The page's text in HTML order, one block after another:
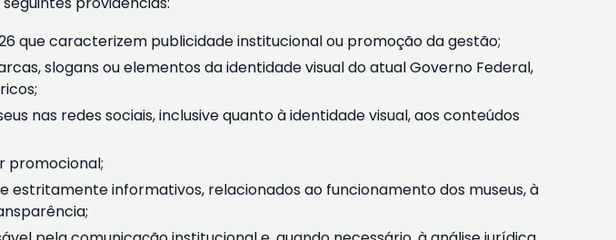
que caracterizem publicidade institucional ou promoção da gestão;
slogans ou elementos da identidade visual do atual Governo Federal,
nas redes sociais, inclusive quanto à identidade visual, aos conteúdos
promocional;
estritamente informativos, relacionados ao funcionamento dos museus, à